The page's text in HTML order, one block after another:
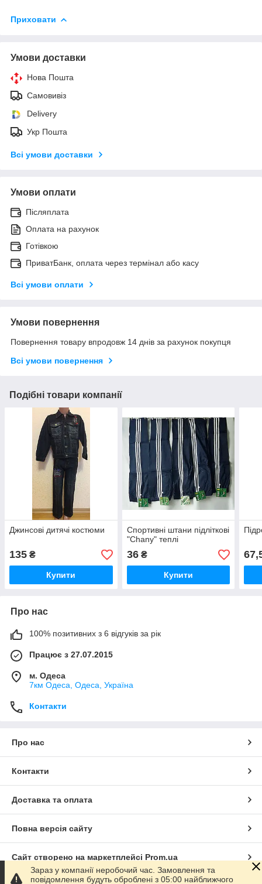
Приховати
Умови доставки
Нова Пошта
Самовивіз
Delivery
Укр Пошта
Всі умови доставки
Умови оплати
Післяплата
Оплата на рахунок
Готівкою
ПриватБанк, оплата через термінал або касу
Всі умови оплати
Умови повернення
Повернення товару впродовж 14 днів за рахунок покупця
Всі умови повернення
Подібні товари компанії
Джинсові дитячі костюми
135 ₴
Купити
Спортивні штани підліткові
"Chany" теплі
36₴
Купити
Про нас
100% позитивних з 6 відгуків за рік
Працює з 27.07.2015
м. Одеса
7км Одеса, Одеса, Україна
Контакти
Про нас
Контакти
Доставка та оплата
Повна версія сайту
Сайт створено на маркетплейсі Prom.ua
Зараз у компанії неробочий час. Замовлення та
повідомлення будуть оброблені з 05:00 найближчого